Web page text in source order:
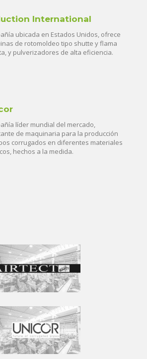
International
ubicada en Estados Unidos, ofrece
de rotomoldeo tipo shutte y flama
y pulverizadores de alta eficiencia.
líder mundial del mercado,
de maquinaria para la producción
corrugados en diferentes materiales
hechos a la medida.